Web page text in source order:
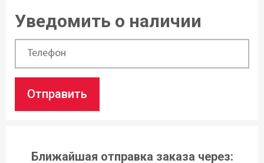
Уведомить о наличии
Отправить
Ближайшая отправка заказа через: